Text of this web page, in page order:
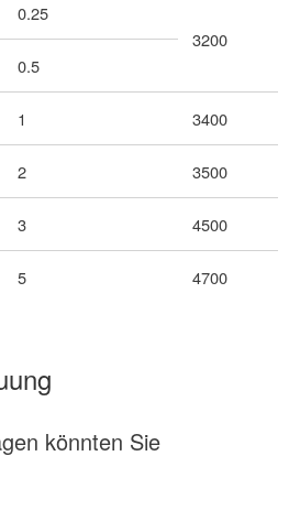
0.25
3200
0.5
1 3400
2 3500
3 4500
5 4700
könnten Sie